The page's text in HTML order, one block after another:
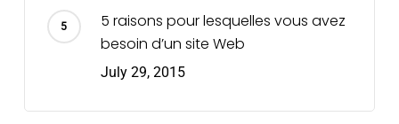
5 raisons pour lesquelles vous avez
besoin d’un site Web
July 29, 2015